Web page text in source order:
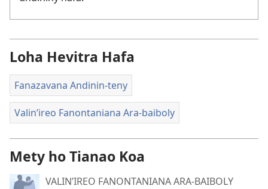
Loha Hevitra Hafa
Fanazavana Andinin-teny
Valin’ireo Fanontaniana Ara-baiboly
Mety ho Tianao Koa
VALIN’IREO FANONTANIANA ARA-BAIBOLY